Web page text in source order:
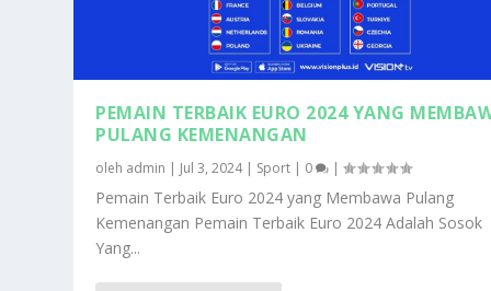
PEMAIN TERBAIK EURO 2024 YANG
PULANG KEMENANGAN
oleh admin | Jul 3, 2024| Sport | 0 |
Pemain Terbaik Euro 2024 yang Membawa Pulang
Kemenangan Pemain Terbaik Euro 2024 Adalah Sosok
Yang...